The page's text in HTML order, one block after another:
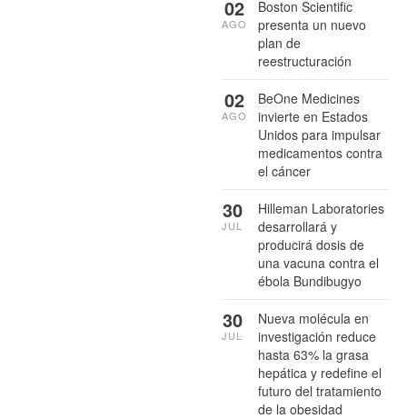
Boston Scientific
presenta un nuevo
plan de
reestructuración
02
AGO
BeOne Medicines
invierte en Estados
Unidos para impulsar
medicamentos contra
el cáncer
02
AGO
Hilleman Laboratories
desarrollará y
producirá dosis de
una vacuna contra el
ébola Bundibugyo
30
JUL
Nueva molécula en
investigación reduce
hasta 63% la grasa
hepática y redefine el
futuro del tratamiento
de la obesidad
30
JUL